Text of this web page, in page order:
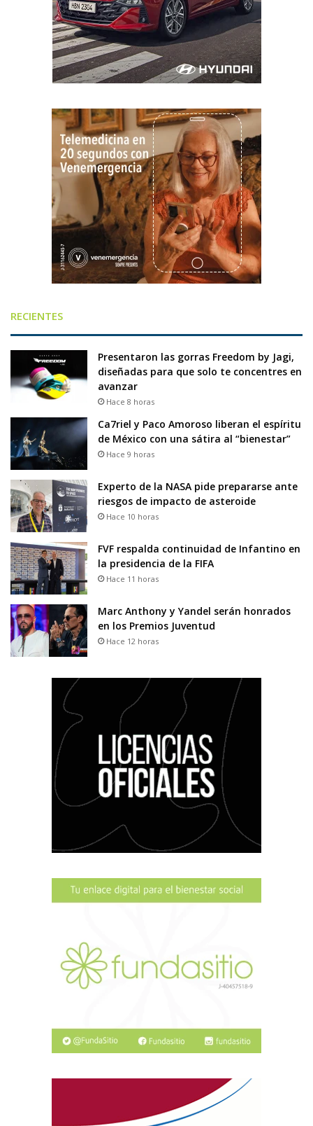
RECIENTES
Presentaron las gorras Freedom by Jagi,
diseñadas para que solo te concentres en
avanzar
Hace 8 horas
Ca7riel y Paco Amoroso liberan el espíritu
de México con una sátira al “bienestar”
Hace 9 horas
Experto de la NASA pide prepararse ante
riesgos de impacto de asteroide
Hace 10 horas
FVF respalda continuidad de Infantino en
la presidencia de la FIFA
Hace 11 horas
Marc Anthony y Yandel serán honrados
en los Premios Juventud
Hace 12 horas